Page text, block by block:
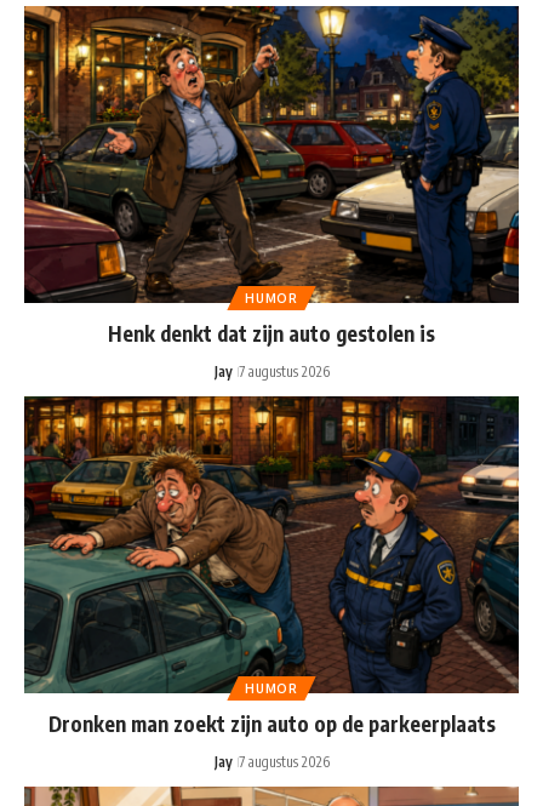
HUMOR
Henk denkt dat zijn auto gestolen is
Jay 7 augustus 2026
HUMOR
Dronken man zoekt zijn auto op de parkeerplaats
Jay 7 augustus 2026